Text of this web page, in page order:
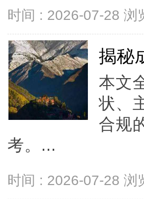
时间 : 2026-07-28 浏
揭秘
本文
状、
合规
考。...
时间 : 2026-07-28 浏